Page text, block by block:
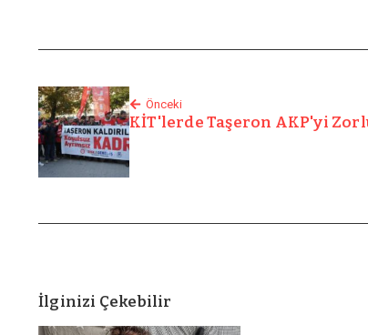
Önceki
KİT'lerde Taşeron AKP'yi
İlginizi Çekebilir